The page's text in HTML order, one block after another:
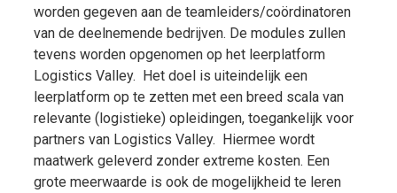
worden gegeven aan de teamleiders/coördinatoren
van de deelnemende bedrijven. De modules zullen
tevens worden opgenomen op het leerplatform
Logistics Valley. Het doel is uiteindelijk een
leerplatform op te zetten met een breed scala van
relevante (logistieke) opleidingen, toegankelijk voor
partners van Logistics Valley. Hiermee wordt
maatwerk geleverd zonder extreme kosten. Een
grote meerwaarde is ook de mogelijkheid te leren